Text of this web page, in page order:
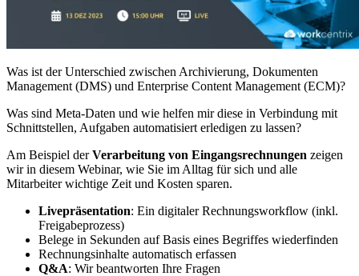
Was ist der Unterschied zwischen Archivierung, Dokumenten
Management (DMS) und Enterprise Content Management (ECM)?
Was sind Meta-Daten und wie helfen mir diese in Verbindung mit
Schnittstellen, Aufgaben automatisiert erledigen zu lassen?
Am Beispiel derVerarbeitung von Eingangsrechnungen zeigen
wir in diesem Webinar, wie Sie im Alltag für sich und alle
Mitarbeiter wichtige Zeit und Kosten sparen.
Livepräsentation: Ein digitaler Rechnungsworkflow (inkl.
Freigabeprozess)
Belege in Sekunden auf Basis eines Begriffes wiederfinden
Rechnungsinhalte automatisch erfassen
Q&A: Wir beantworten Ihre Fragen